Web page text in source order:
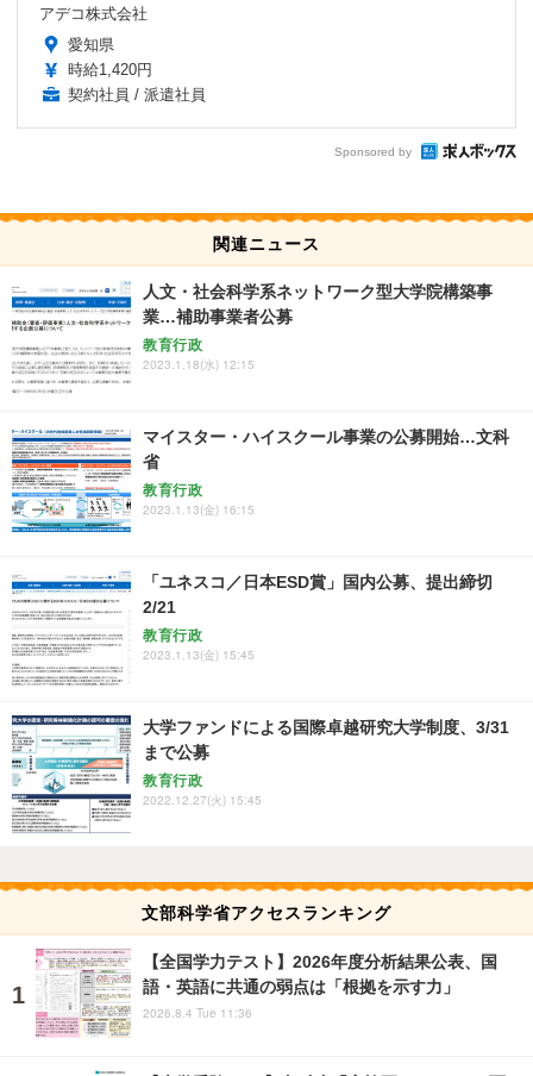
アデコ株式会社
愛知県
時給1,420円
契約社員 / 派遣社員
Sponsored by
関連ニュース
人文・社会科学系ネットワーク型大学院構築事
業…補助事業者公募
教育行政
2023.1.18(水) 12:15
マイスター・ハイスクール事業の公募開始…文科
省
教育行政
2023.1.13(金) 16:15
「ユネスコ／日本ESD賞」国内公募、提出締切
2/21
教育行政
2023.1.13(金) 15:45
大学ファンドによる国際卓越研究大学制度、3/31
まで公募
教育行政
2022.12.27(火) 15:45
文部科学省アクセスランキング
【全国学力テスト】2026年度分析結果公表、国
語・英語に共通の弱点は「根拠を示す力」
2026.8.4 Tue 11:36